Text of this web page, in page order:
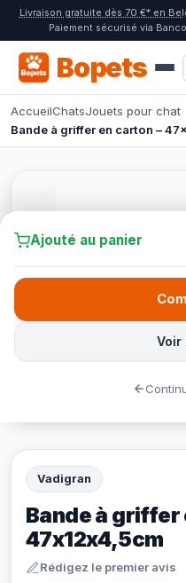
Livraison gratuite dès 70 €* en
Paiement sécurisé via
Bopets
AccueilChatsJouets pour chat
Bande à griffer en carton –
Vadigran
Bande à griffer
47x12x4,5cm
Rédigez le premier avis
Ajouté au panier
Voir